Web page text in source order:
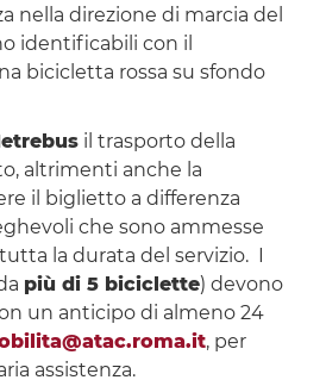
nella direzione di marcia del
identificabili con il
bicicletta rossa su sfondo
il trasporto della
altrimenti anche la
il biglietto a differenza
che sono ammesse
la durata del servizio. I
più di 5 biciclette) devono
un anticipo di almeno 24
, per
assistenza.